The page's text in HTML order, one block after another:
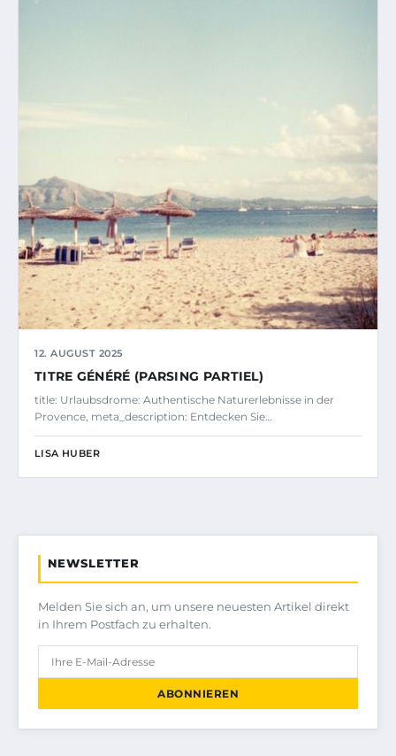
12. AUGUST 2025
TITRE GÉNÉRÉ (PARSING PARTIEL)
title: Urlaubsdrome: Authentische Naturerlebnisse in der
Provence, meta_description: Entdecken Sie…
LISA HUBER
NEWSLETTER
Melden Sie sich an, um unsere neuesten Artikel direkt
in Ihrem Postfach zu erhalten.
ABONNIEREN